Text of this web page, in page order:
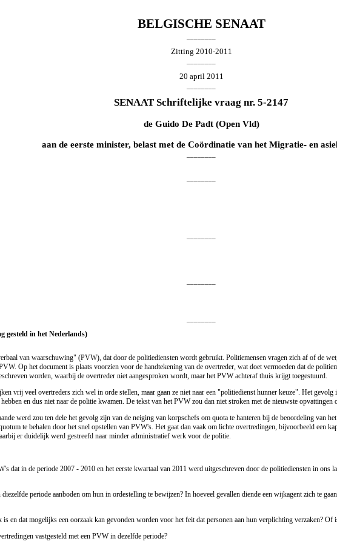
BELGISCHE SENAAT
Zitting 2010-2011
20 april 2011
SENAAT Schriftelijke vraag nr. 5-2147
de Guido De Padt(Open Vld)
aan de eerste minister, belast met de Coördinatie van het Migratie- en
gesteld in het Nederlands)
van waarschuwing" (PVW), dat door de politiediensten wordt gebruikt. Politiemensen vragen zich af of de
Op het document is plaats voorzien voor de handtekening van de overtreder, wat doet vermoeden dat de
worden, waarbij de overtreder niet aangesproken wordt, maar het PVW achteraf thuis krijgt toegestuurd.
vrij veel overtreders zich wel in orde stellen, maar gaan ze niet naar een "politiedienst hunner keuze". Het gevolg
en dus niet naar de politie kwamen. De tekst van het PVW zou dan niet stroken met de nieuwste opvattingen
werd zou ten dele het gevolg zijn van de neiging van korpschefs om quota te hanteren bij de beoordeling van
te behalen door het snel opstellen van PVW's. Het gaat dan vaak om lichte overtredingen, bijvoorbeeld een
er duidelijk werd gestreefd naar minder administratief werk voor de politie.
dat in de periode 2007 - 2010 en het eerste kwartaal van 2011 werd uitgeschreven door de politiediensten in
periode aanboden om hun in ordestelling te bewijzen? In hoeveel gevallen diende een wijkagent zich te
en dat mogelijks een oorzaak kan gevonden worden voor het feit dat personen aan hun verplichting verzaken? Of
vastgesteld met een PVW in dezelfde periode?